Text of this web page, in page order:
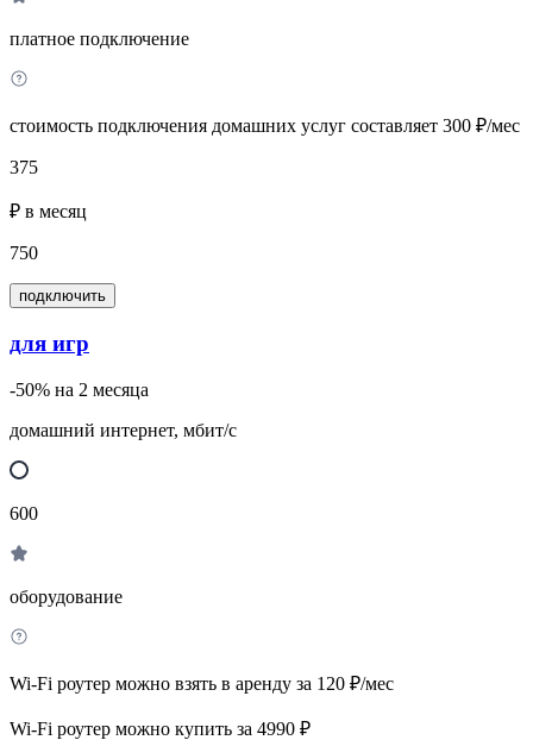
платное подключение
стоимость подключения домашних услуг составляет 300 ₽/мес
375
₽ в месяц
750
подключить
для игр
-50% на 2 месяца
домашний интернет, мбит/с
600
оборудование
Wi-Fi роутер можно взять в аренду за 120 ₽/мес
Wi-Fi роутер можно купить за 4990 ₽